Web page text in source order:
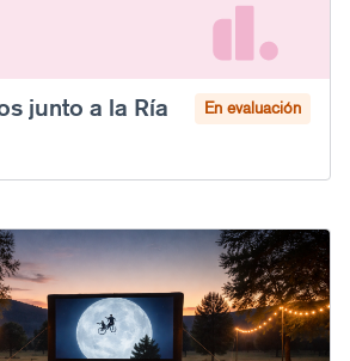
junto a la Ría
En evaluación